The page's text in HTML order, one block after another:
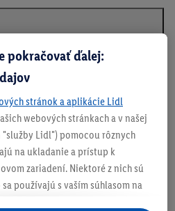
produktu
pokračovať ďalej:
stránok a aplikácie Lidl
webových stránkach a v našej
Lidl") pomocou rôznych
na ukladanie a prístup k
zariadení. Niektoré z nich sú
používajú s vaším súhlasom na